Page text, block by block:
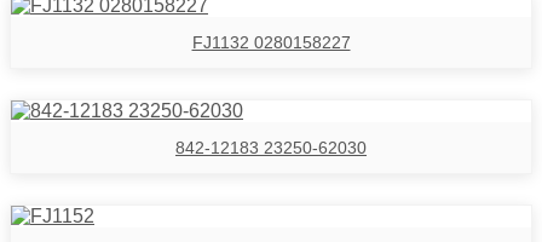
FJ1132 0280158227
842-12183 23250-62030